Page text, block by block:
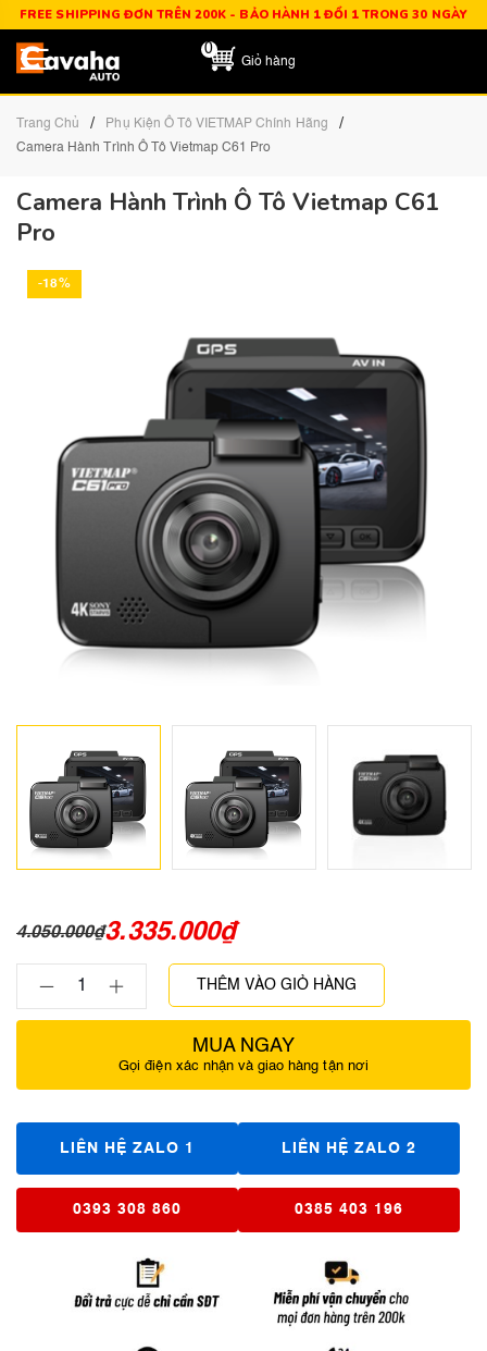
FREE SHIPPING ĐƠN TRÊN 200K - BẢO HÀNH 1 ĐỔI 1 TRONG 30 NGÀY
0
Giỏ hàng
Trang Chủ / Phụ Kiện Ô Tô VIETMAP Chính Hãng /
Camera Hành Trình Ô Tô Vietmap C61 Pro
Camera Hành Trình Ô Tô Vietmap C61
Pro
-18%
4.050.000₫3.335.000₫
THÊM VÀO GIỎ HÀNG
MUA NGAY
Gọi điện xác nhận và giao hàng tận nơi
LIÊN HỆ ZALO 1 LIÊN HỆ ZALO 2
0393 308 860 0385 403 196